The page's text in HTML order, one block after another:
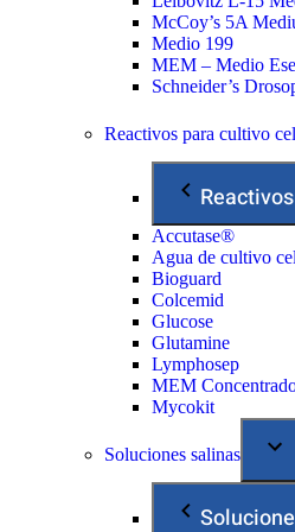
McCoy’s 5A
Medio 199
MEM – Medio
Schneider’s
Reactivos para cultivo
Accutase®
Agua de cultivo
Bioguard
Colcemid
Glucose
Glutamine
Lymphosep
MEM
Mycokit
Soluciones salinas